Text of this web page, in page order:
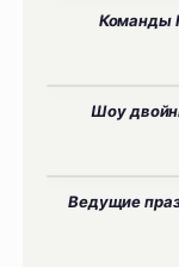
Команды
Шоу
Ведущие